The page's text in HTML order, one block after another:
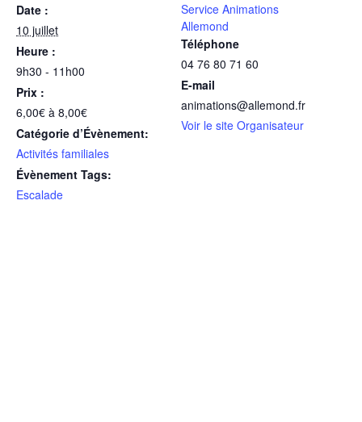
Date :
10 juillet
Heure :
9h30 - 11h00
Prix :
6,00€ à 8,00€
Catégorie d’Évènement:
Activités familiales
Évènement Tags:
Escalade
Service Animations
Allemond
Téléphone
04 76 80 71 60
E-mail
animations@allemond.fr
Voir le site Organisateur